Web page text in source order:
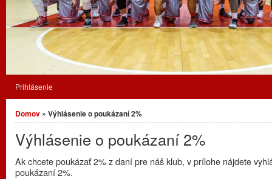
Prihlásenie
Nachádzate sa tu
Domov » Výhlásenie o poukázaní 2%
Výhlásenie o poukázaní 2%
Ak chcete poukázať 2% z daní pre náš klub, v prílohe nájdete
poukázaní 2%.